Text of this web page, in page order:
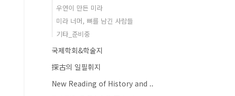
우연이 만든 미라
미라 너머, 뼈를 남긴 사람들
기타_준비중
국제학회&학술지
探古의 일필휘지
New Reading of History and ..